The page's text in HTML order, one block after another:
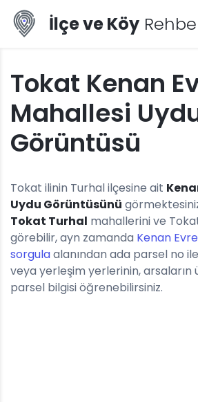
İlçe ve Köy
Tokat Kenan
Mahallesi
Görüntüsü
Tokat ilinin Turhal ilçesine ait
Uydu Görüntüsünü
Tokat Turhal mahallerini ve
görebilir, ayn zamanda Kenan
sorgulaalanından ada parsel no
veya yerleşim yerlerinin, arsaların
parsel bilgisi öğrenebilirsiniz.